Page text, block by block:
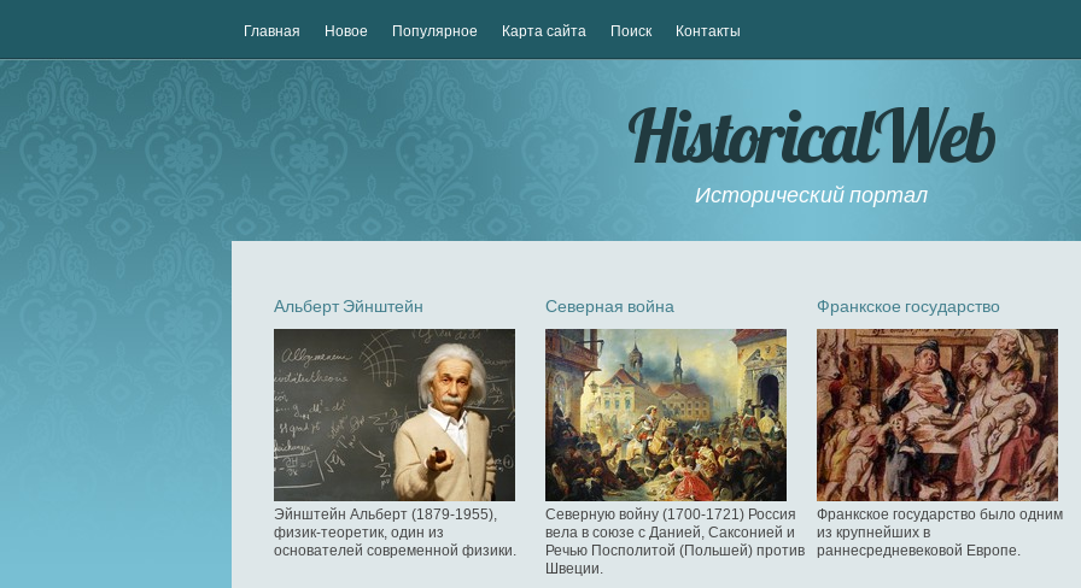
Главная Новое Популярное Карта сайта Поиск Контакты
HistoricalWeb
Исторический портал
Альберт Эйнштейн
Эйнштейн Альберт (1879-1955),
физик-теоретик, один из
основателей современной физики.
Северная война
Северную войну (1700-1721) Россия
вела в союзе с Данией, Саксонией и
Речью Посполитой (Польшей) против
Швеции.
Франкское государство
Франкское государство было одним
из крупнейших в
раннесредневековой Европе.